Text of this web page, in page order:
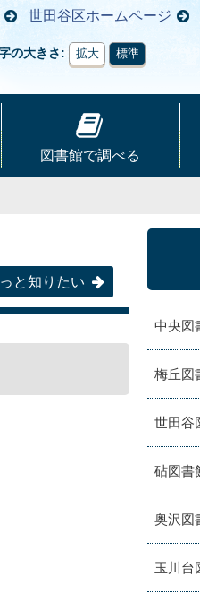
世田谷区ホームページ
の大きさ 拡大 標準
図書館で調べる
と知りたい
中央図
梅丘図
世田谷
砧図書
奥沢図
玉川台